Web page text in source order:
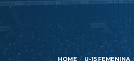
HOME U-15 FEMENINA